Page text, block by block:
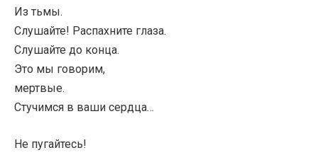
Из тьмы.
Слушайте! Распахните глаза.
Слушайте до конца.
Это мы говорим,
мертвые.
Стучимся в ваши сердца…
Не пугайтесь!